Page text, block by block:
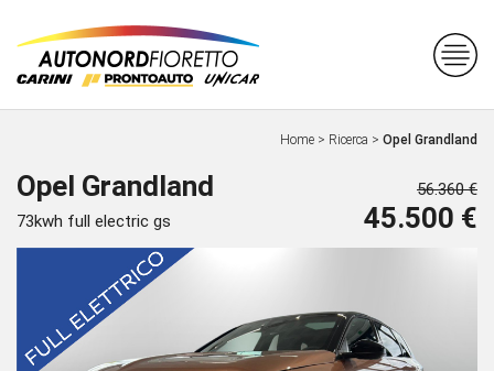
Home > Ricerca > Opel Grandland
Opel Grandland
73kwh full electric gs
56.360 €
45.500 €